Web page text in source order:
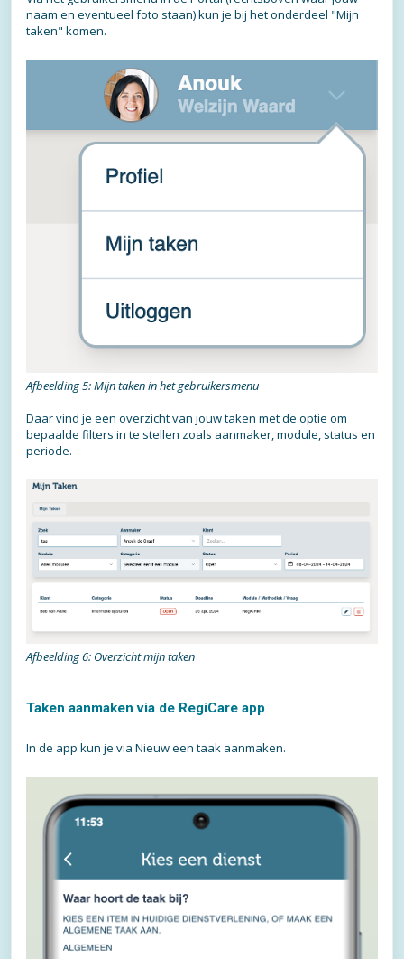
naam en eventueel foto staan) kun je bij het onderdeel "Mijn
taken" komen.
Afbeelding 5: Mijn taken in het gebruikersmenu
Daar vind je een overzicht van jouw taken met de optie om
bepaalde filters in te stellen zoals aanmaker, module, status en
periode.
Afbeelding 6: Overzicht mijn taken
Taken aanmaken via de RegiCare app
In de app kun je via Nieuw een taak aanmaken.